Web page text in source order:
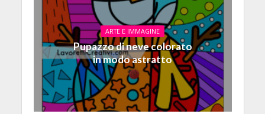
ARTE E IMMAGINE
Pupazzo di neve colorato
in modo astratto